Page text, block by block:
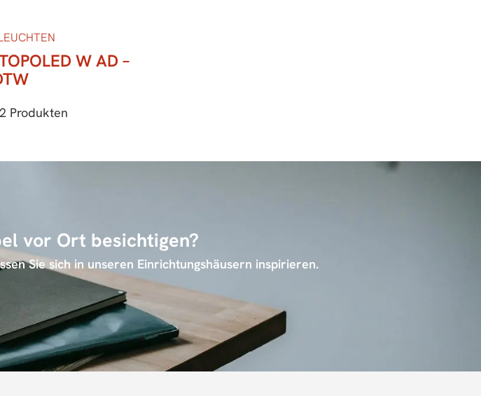
W AD –
2Produkten
vor Ort besichtigen?
Sie sich in unseren Einrichtungshäusern inspirieren.